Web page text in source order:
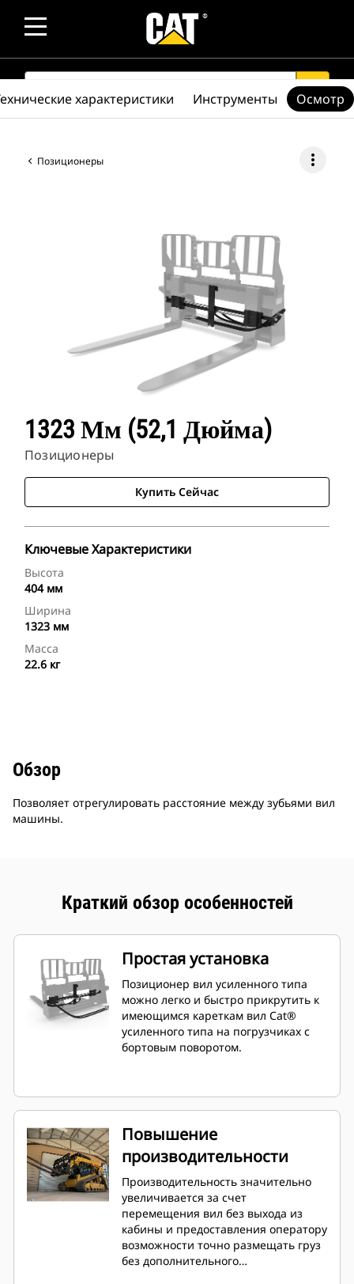
SEARCH search
Позиционеры more_vert
1323 Мм (52,1 Дюйма)
Позиционеры
Купить Сейчас
Ключевые Характеристики
Высота
404 мм
Ширина
1323 мм
Масса
22.6 кг
характеристики Инструменты Осмотр
Обзор
Позволяет отрегулировать расстояние между зубьями вил
машины.
Краткий обзор особенностей
Простая установка
Позиционер вил усиленного типа
можно легко и быстро прикрутить к
имеющимся кареткам вил Cat®
усиленного типа на погрузчиках с
бортовым поворотом.
Повышение
производительности
Производительность значительно
увеличивается за счет
перемещения вил без выхода из
кабины и предоставления оператору
возможности точно размещать груз
без дополнительного